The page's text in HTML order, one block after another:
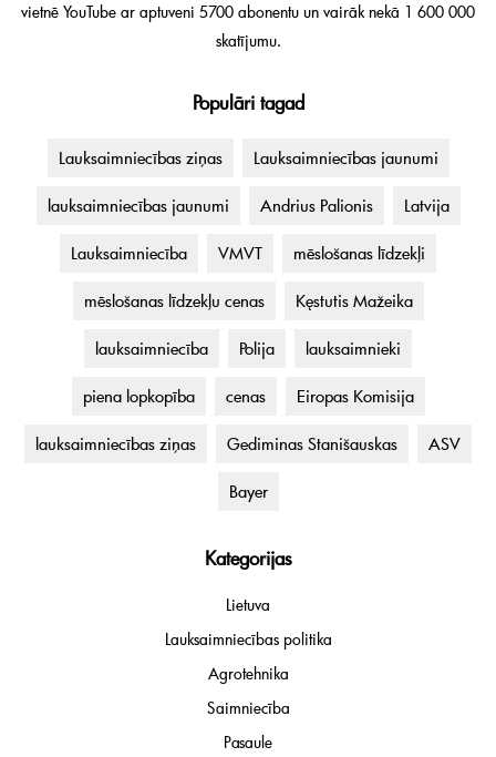
vietnē YouTube ar aptuveni 5700 abonentu un vairāk nekā 1 600 000
skatījumu.
Populāri tagad
Lauksaimniecības ziņas Lauksaimniecības jaunumi
lauksaimniecības jaunumi Andrius Palionis Latvija
Lauksaimniecība VMVT mēslošanas līdzekļi
mēslošanas līdzekļu cenas Kęstutis Mažeika
lauksaimniecība Polija lauksaimnieki
piena lopkopība cenas Eiropas Komisija
lauksaimniecības ziņas Gediminas Stanišauskas ASV
Bayer
Kategorijas
Lietuva
Lauksaimniecības politika
Agrotehnika
Saimniecība
Pasaule